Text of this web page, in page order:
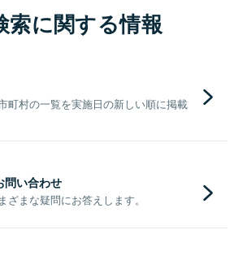
索に関する情報
町村の一覧を実施日の新しい順に掲載
問い合わせ
ざまな疑問にお答えします。